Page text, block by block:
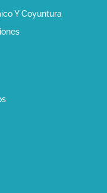
Y Coyuntura